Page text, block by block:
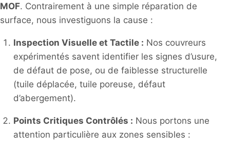
MOF. Contrairement à une simple réparation de
surface, nous investiguons la cause :
Inspection Visuelle et Tactile : Nos couvreurs
expérimentés savent identifier les signes d’usure,
de défaut de pose, ou de faiblesse structurelle
(tuile déplacée, tuile poreuse, défaut
d’abergement).
Points Critiques Contrôlés : Nous portons une
attention particulière aux zones sensibles :